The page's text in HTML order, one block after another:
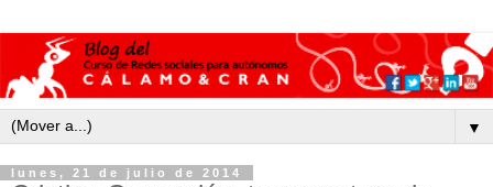
▼
lunes, 21 de julio de 2014